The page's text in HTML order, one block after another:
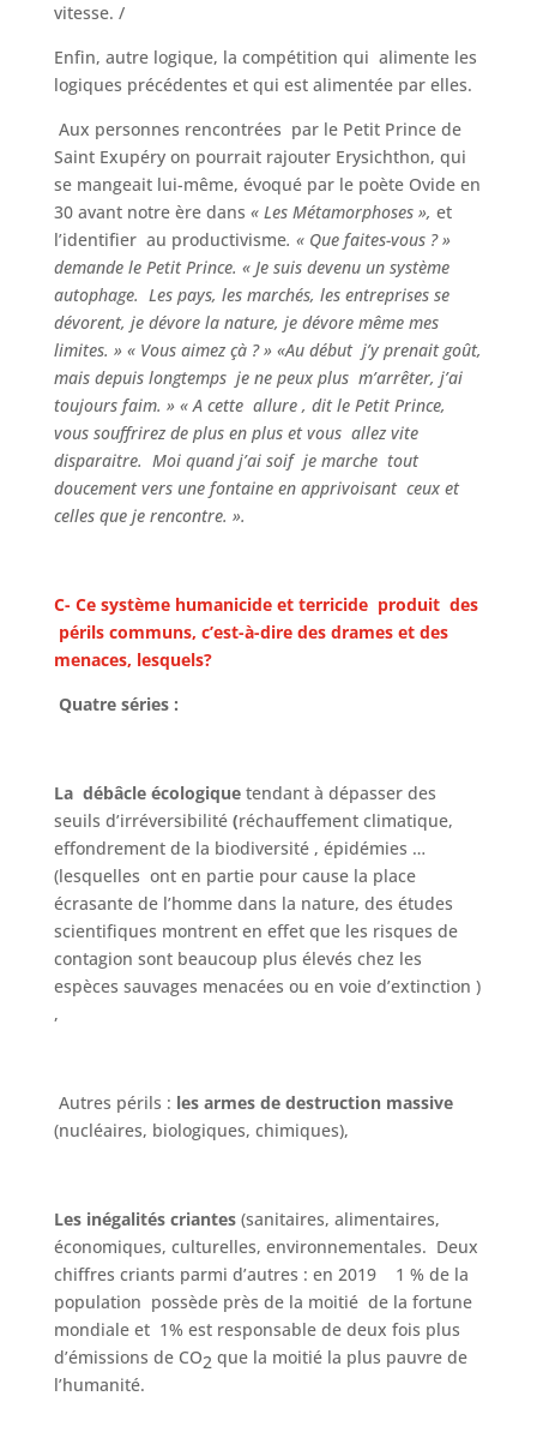
vitesse. /
Enfin, autre logique, la compétition qui alimente les
logiques précédentes et qui est alimentée par elles.
Aux personnes rencontrées par le Petit Prince de
Saint Exupéry on pourrait rajouter Erysichthon, qui
se mangeait lui-même, évoqué par le poète Ovide en
30 avant notre ère dans « Les Métamorphoses », et
l’identifier au productivisme. « Que faites-vous ? »
demande le Petit Prince. « Je suis devenu un système
autophage. Les pays, les marchés, les entreprises se
dévorent, je dévore la nature, je dévore même mes
limites. » « Vous aimez çà ? » «Au début j’y prenait goût,
mais depuis longtemps je ne peux plus m’arrêter, j’ai
toujours faim. » « A cette allure , dit le Petit Prince,
vous souffrirez de plus en plus et vous allez vite
disparaitre. Moi quand j’ai soif je marche tout
doucement vers une fontaine en apprivoisant ceux et
celles que je rencontre. ».
C- Ce système humanicide et terricide produit des
périls communs, c’est-à-dire des drames et des
menaces, lesquels?
Quatre séries :
La débâcle écologiquetendant à dépasser des
seuils d’irréversibilité (réchauffement climatique,
effondrement de la biodiversité , épidémies …
(lesquelles ont en partie pour cause la place
écrasante de l’homme dans la nature, des études
scientifiques montrent en effet que les risques de
contagion sont beaucoup plus élevés chez les
espèces sauvages menacées ou en voie d’extinction )
,
Autres périls : les armes de destruction massive
(nucléaires, biologiques, chimiques),
Les inégalités criantes(sanitaires, alimentaires,
économiques, culturelles, environnementales. Deux
chiffres criants parmi d’autres : en 2019 1 % de la
population possède près de la moitié de la fortune
mondiale et 1% est responsable de deux fois plus
d’émissions de CO2 que la moitié la plus pauvre de
l’humanité.